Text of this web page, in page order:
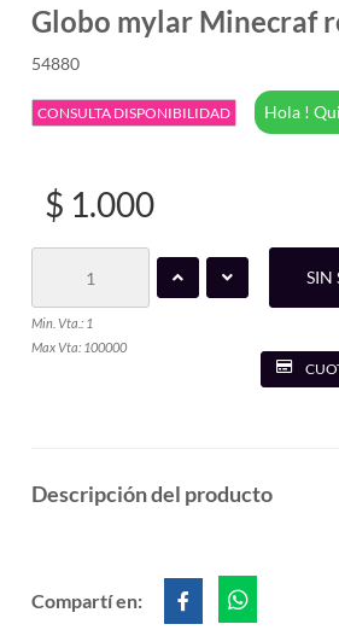
Globo mylar Minecraf
54880
CONSULTA DISPONIBILIDAD Hola !
$ 1.000
Min. Vta.: 1
Max Vta: 100000
SIN
Descripción del producto
Compartí en: